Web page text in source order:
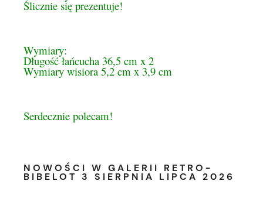
Ślicznie się prezentuje!
Wymiary:
Długość łańcucha 36,5 cm x 2
Wymiary wisiora 5,2 cm x 3,9 cm
Serdecznie polecam!
NOWOŚCI W GALERII RETRO-
BIBELOT 3 SIERPNIA LIPCA 2026